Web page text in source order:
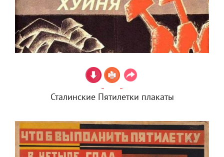
Сталинские Пятилетки плакаты